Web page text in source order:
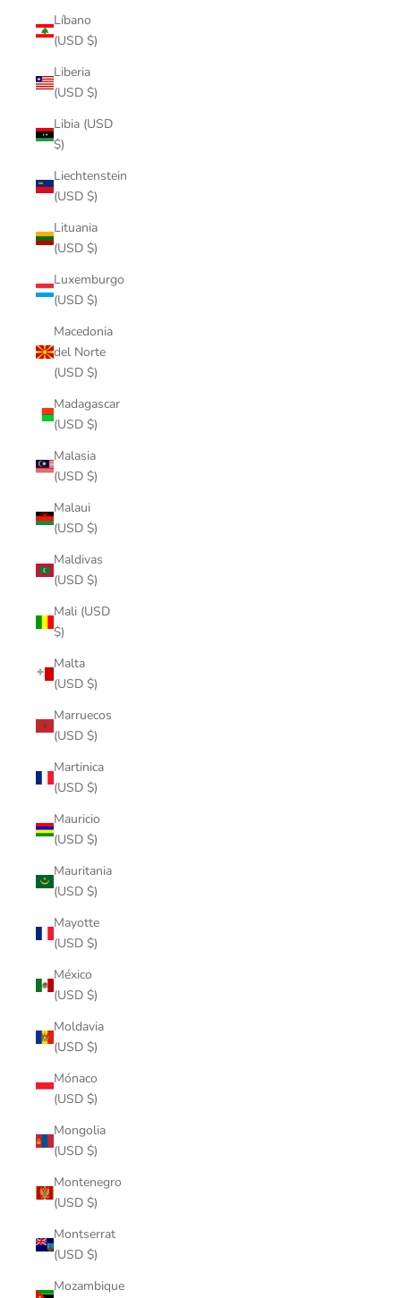
Líbano
(USD $)
Liberia
(USD $)
Libia (USD
$)
Liechtenstein
(USD $)
Lituania
(USD $)
Luxemburgo
(USD $)
Macedonia
del Norte
(USD $)
Madagascar
(USD $)
Malasia
(USD $)
Malaui
(USD $)
Maldivas
(USD $)
Mali (USD
$)
Malta
(USD $)
Marruecos
(USD $)
Martinica
(USD $)
Mauricio
(USD $)
Mauritania
(USD $)
Mayotte
(USD $)
México
(USD $)
Moldavia
(USD $)
Mónaco
(USD $)
Mongolia
(USD $)
Montenegro
(USD $)
Montserrat
(USD $)
Mozambique